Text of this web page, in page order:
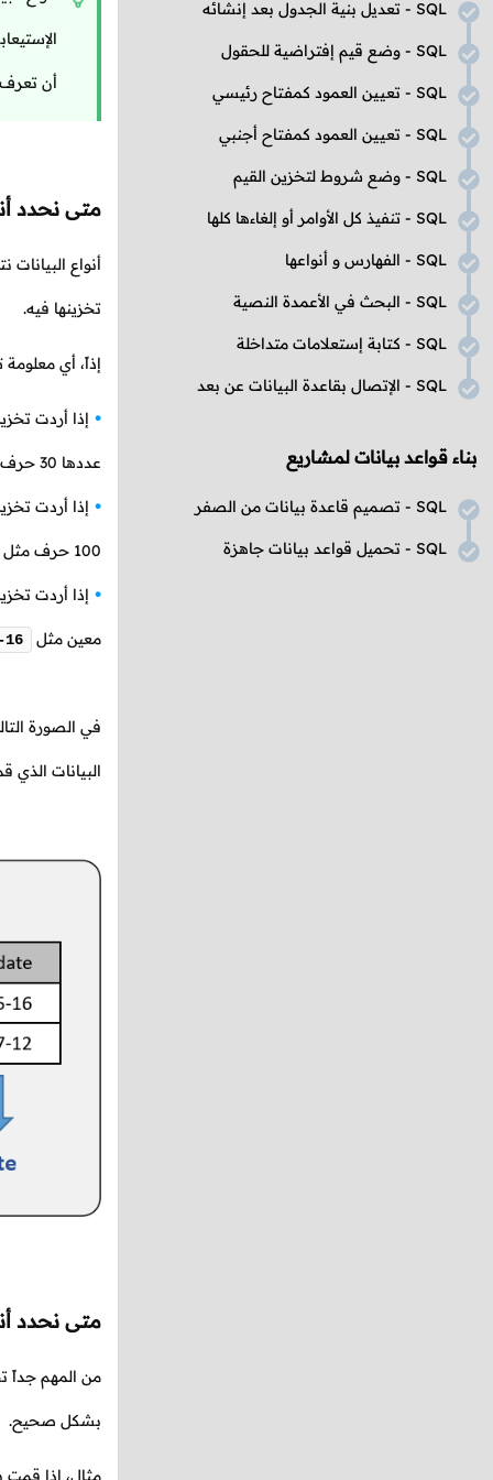
SQL - تعديل بنية الجدول بعد إنشائه
SQL - وضع قيم إفتراضية للحقول
SQL - تعيين العمود كمفتاح رئيسي
SQL - تعيين العمود كمفتاح أجنبي
SQL - وضع شروط لتخزين القيم
SQL - تنفيذ كل الأوامر أو إلغاءها كلها
SQL - الفهارس و أنواعها
SQL - البحث في الأعمدة النصية
SQL - كتابة إستعلامات متداخلة
SQL - الإتصال بقاعدة البيانات عن بعد
بناء قواعد بيانات لمشاريع
SQL - تصميم قاعدة بيانات من الصفر
SQL - تحميل قواعد بيانات جاهزة
أن تعرف
متى نحدد
أنواع
تخزينها فيه.
إذاً، أي
إذا أردت
عددها 30 حرف مثل
إذا أردت
100 حرف مثل
إذا أردت
معين مثل 16
في الصورة
البيانات الذي
متى نحدد
من المهم جداً
بشكل صحيح.
مثال، إذا قمت